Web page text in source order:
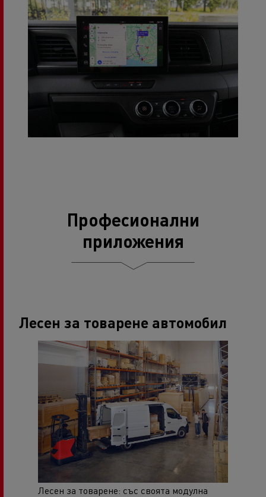
Професионални
приложения
Лесен за товарене автомобил
Лесен за товарене: със своята модулна